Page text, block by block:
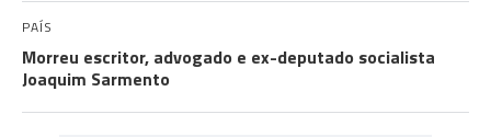
PAÍS
Morreu escritor, advogado e ex-deputado socialista
Joaquim Sarmento